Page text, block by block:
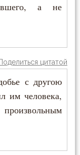
а не
цитатой
с другою
им человека,